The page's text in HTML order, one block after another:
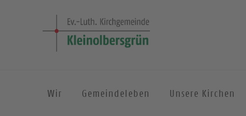
Wir Gemeindeleben Unsere Kirchen